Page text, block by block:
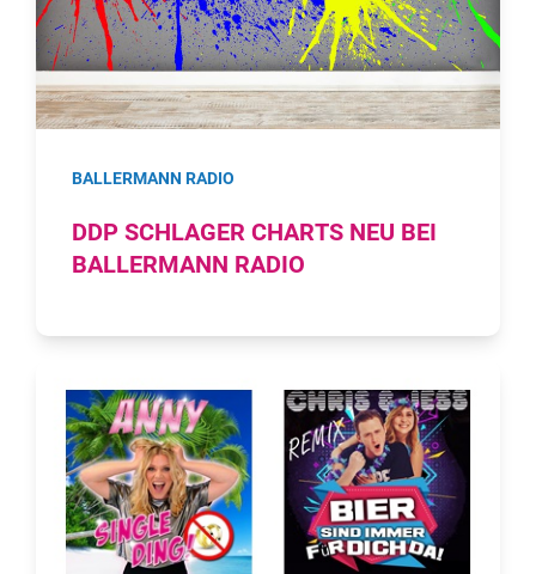
BALLERMANN RADIO
DDP SCHLAGER CHARTS NEU BEI
BALLERMANN RADIO